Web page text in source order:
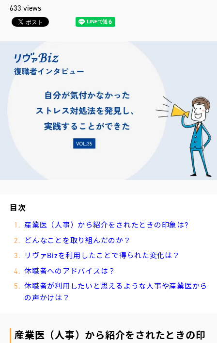
ビ
ュ
ー
役
立
ち
運
633 views
目次
産業医（人事）から紹介をされたときの印象は?
どんなことを取り組んだのか？
リヴァBizを利用したことで得られた変化は？
休職者へのアドバイスは？
休職者が利用したいと思えるような人事や産業医から
の声かけは？
産業医（人事）から紹介をされたときの印